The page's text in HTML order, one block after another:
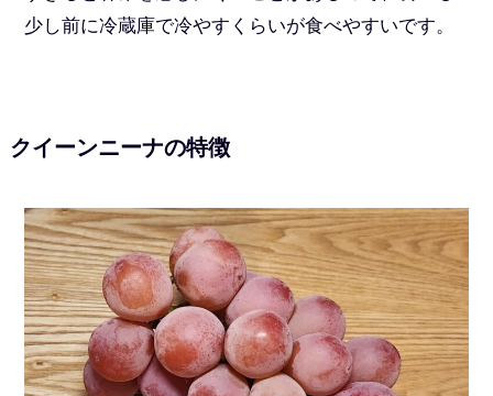
少し前に冷蔵庫で冷やすくらいが食べやすいです。
クイーンニーナの特徴